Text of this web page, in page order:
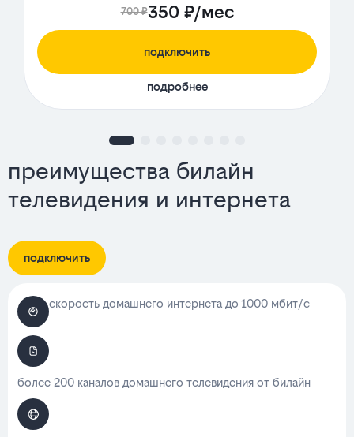
700 ₽350 ₽/мес
подключить
подробнее
преимущества билайн
телевидения и интернета
подключить
скорость домашнего интернета до 1000 мбит/с
более 200 каналов домашнего телевидения от билайн